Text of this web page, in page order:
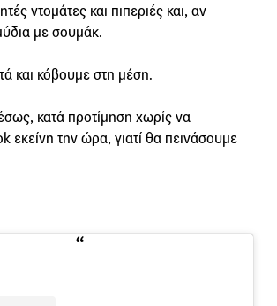
ντομάτες και πιπεριές και, αν
με σουμάκ.
και κόβουμε στη μέση.
κατά προτίμηση χωρίς να
εκείνη την ώρα, γιατί θα πεινάσουμε